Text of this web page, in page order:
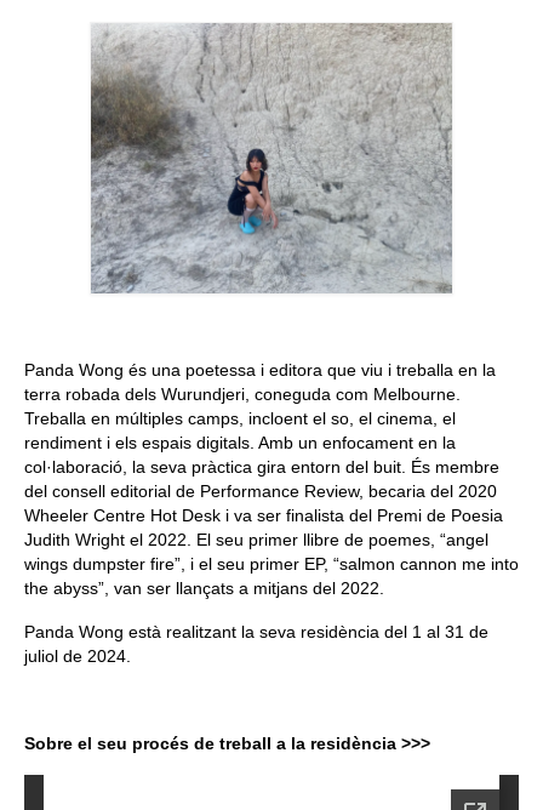
Queda’t amb nosaltres
Arxiu
Contacte
Idioma:
Panda Wong és una poetessa i editora que viu i treballa en la
terra robada dels Wurundjeri, coneguda com Melbourne.
Treballa en múltiples camps, incloent el so, el cinema, el
rendiment i els espais digitals. Amb un enfocament en la
col·laboració, la seva pràctica gira entorn del buit. És membre
del consell editorial de Performance Review, becaria del 2020
Wheeler Centre Hot Desk i va ser finalista del Premi de Poesia
Judith Wright el 2022. El seu primer llibre de poemes, “angel
wings dumpster fire”, i el seu primer EP, “salmon cannon me into
the abyss”, van ser llançats a mitjans del 2022.
Panda Wong està realitzant la seva residència del 1 al 31 de
juliol de 2024.
Sobre el seu procés de treball a la residència >>>